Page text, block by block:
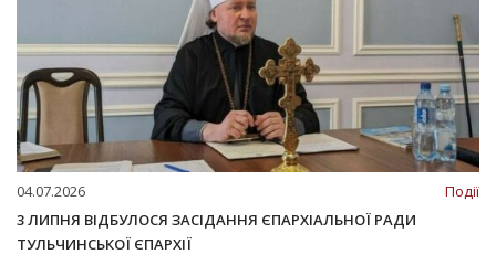
04.07.2026
Події
3 ЛИПНЯ ВІДБУЛОСЯ ЗАСІДАННЯ ЄПАРХІАЛЬНОЇ РАДИ
ТУЛЬЧИНСЬКОЇ ЄПАРХІЇ